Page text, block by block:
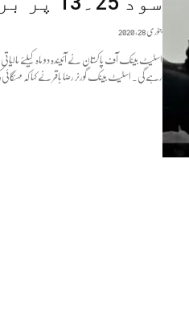
جنوری 28, 2020
رہے گی۔ اسٹیٹ بینک گورنر رضا باقر نے کہا کہ مہنگائی کی شرح 11سے 12